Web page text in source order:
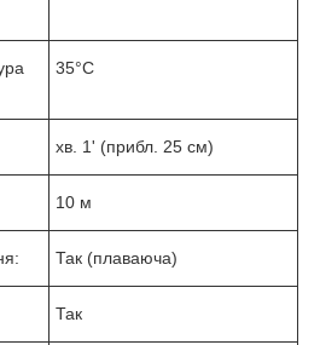
35°C
хв. 1' (прибл. 25 см)
10 м
Так (плаваюча)
Так